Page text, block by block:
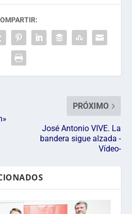
PRÓXIMO
José Antonio VIVE. La
bandera sigue alzada -
Vídeo-